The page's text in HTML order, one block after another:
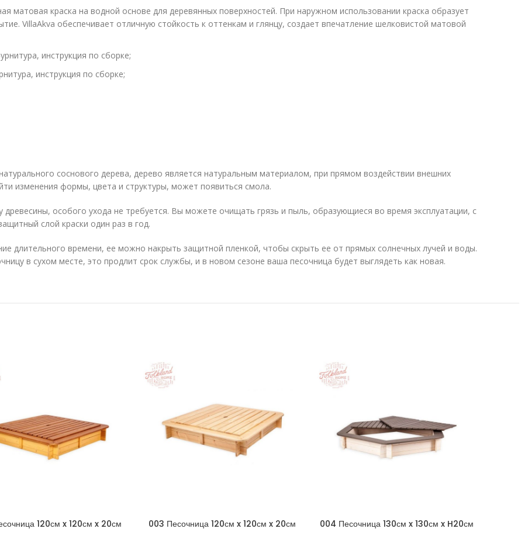
матовая краска на водной основе для деревянных поверхностей. При наружном использовании краска образует
VillaAkva обеспечивает отличную стойкость к оттенкам и глянцу, создает впечатление шелковистой матовой
инструкция по сборке;
инструкция по сборке;
соснового дерева, дерево является натуральным материалом, при прямом воздействии внешних
изменения формы, цвета и структуры, может появиться смола.
особого ухода не требуется. Вы можете очищать грязь и пыль, образующиеся во время эксплуатации, с
слой краски один раз в год.
длительного времени, ее можно накрыть защитной пленкой, чтобы скрыть ее от прямых солнечных лучей и воды.
в сухом месте, это продлит срок службы, и в новом сезоне ваша песочница будет выглядеть как новая.
120см x 120см x 20см
003 Песочница 120см x 120см x 20см
004 Песочница 130см x 130см x H20см